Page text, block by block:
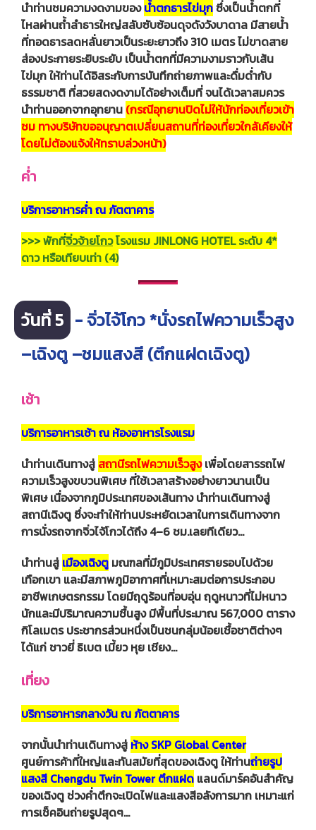
นำท่านชมความงดงามของน้ำตกธารไข่มุก ซึ่งเป็นน้ำตกที่
ไหลผ่านถ้ำลำธารใหญ่สลับซับซ้อนดุจดังวังบาดาล มีสายน้ำ
ที่ทอดธารลดหลั่นยาวเป็นระยะยาวถึง 310 เมตร ไม่ขาดสาย
ส่องประกายระยิบระยับ เป็นน้ำตกที่มีความงามราวกับเส้น
ไข่มุก ให้ท่านได้อิสระกับการบันทึกถ่ายภาพและดื่มด่ำกับ
ธรรมชาติ ที่สวยสดงดงามได้อย่างเต็มที่ จนได้เวลาสมควร
นำท่านออกจากอุทยาน (กรณีอุทยานปิดไม่ให้นักท่องเที่ยวเข้า
ชม ทางบริษัทขออนุญาตเปลี่ยนสถานที่ท่องเที่ยวใกล้เคียงให้
โดยไม่ต้องแจ้งให้ทราบล่วงหน้า)
ค่ำ
บริการอาหารค่ำ ณ ภัตตาคาร
>>> พักที่จิ่วจ้ายโกวโรงแรม JINLONG HOTEL ระดับ 4*
ดาว หรือเทียบเท่า (4)
วันที่ 5 - จิ่วไจ้โกว *นั่งรถไฟความเร็วสูง
–เฉิงตู –ชมแสงสี (ตึกแฝดเฉิงตู)
เช้า
บริการอาหารเช้า ณ ห้องอาหารโรงแรม
นำท่านเดินทางสู่ สถานีรถไฟความเร็วสูงเพื่อโดยสารรถไฟ
ความเร็วสูงขบวนพิเศษ ที่ใช้เวลาสร้างอย่างยาวนานเป็น
พิเศษ เนื่องจากภูมิประเทศของเส้นทาง นำท่านเดินทางสู่
สถานีเฉิงตู ซึ่งจะทำให้ท่านประหยัดเวลาในการเดินทางจาก
การนั่งรถจากจิ่วไจ้โกวได้ถึง 4–6 ชม.เลยทีเดียว...
นำท่านสู่ เมืองเฉิงตู มณฑลที่มีภูมิประเทศรายรอบไปด้วย
เทือกเขา และมีสภาพภูมิอากาศที่เหมาะสมต่อการประกอบ
อาชีพเกษตรกรรม โดยมีฤดูร้อนที่อบอุ่น ฤดูหนาวที่ไม่หนาว
นักและมีปริมาณความชื้นสูง มีพื้นที่ประมาณ 567,000 ตาราง
กิโลเมตร ประชากรส่วนหนึ่งเป็นชนกลุ่มน้อยเชื้อชาติต่างๆ
ได้แก่ ชาวยี่ ธิเบต เมี้ยว หุย เชียง…
เที่ยง
บริการอาหารกลางวัน ณ ภัตตาคาร
จากนั้นนำท่านเดินทางสู่ ห้าง SKP Global Center
ศูนย์การค้าที่ใหญ่และทันสมัยที่สุดของเฉิงตู ให้ท่านถ่ายรูป
แสงสี Chengdu Twin Tower ตึกแฝด แลนด์มาร์คอันสำคัญ
ของเฉิงตู ช่วงค่ำตึกจะเปิดไฟและแสงสีอลังการมาก เหมาะแก่
การเช็คอินถ่ายรูปสุดๆ...